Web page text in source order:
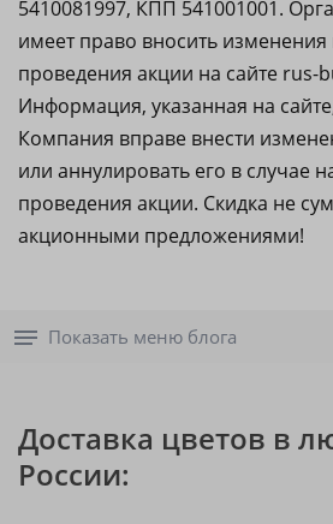
5410081997, КПП 541001001.
имеет право вносить изменения
проведения акции на сайте rus-
Информация, указанная на
Компания вправе внести
или аннулировать его в случае
проведения акции. Скидка не
акционными предложениями!
Показать меню блога
Доставка цветов в
России: